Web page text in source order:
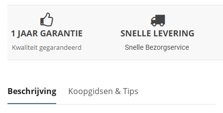
Beschrijving Koopgidsen & Tips